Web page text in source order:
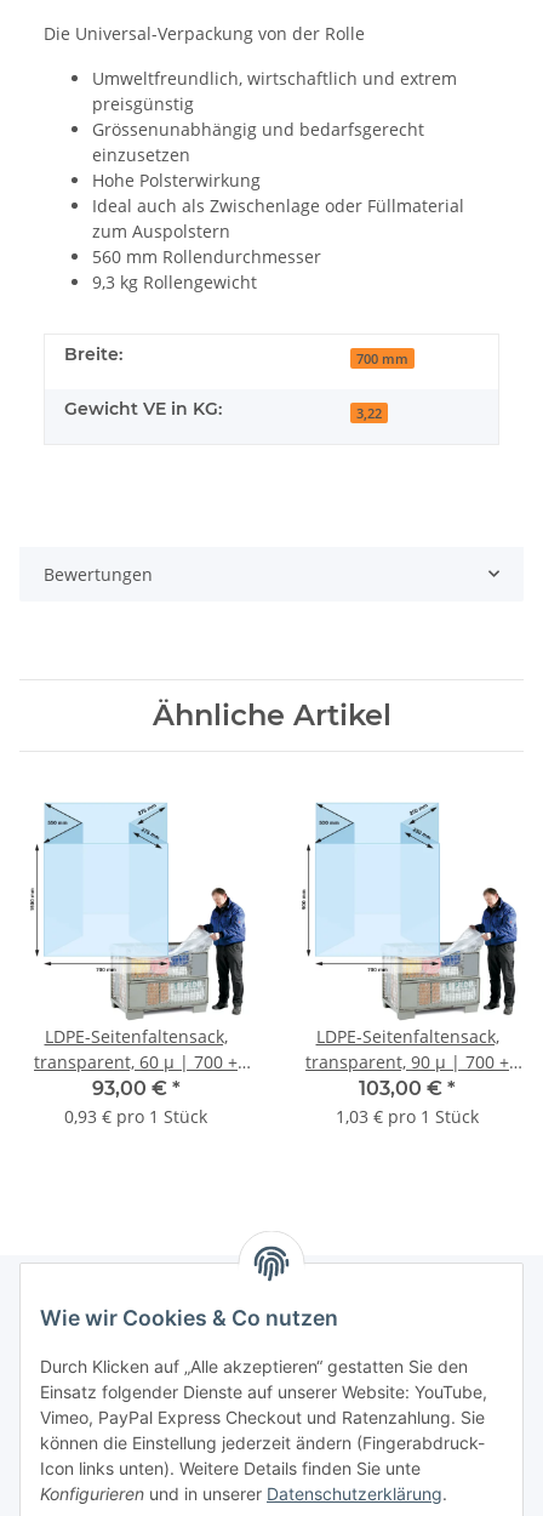
Die Universal-Verpackung von der Rolle
Umweltfreundlich, wirtschaftlich und extrem
preisgünstig
Grössenunabhängig und bedarfsgerecht
einzusetzen
Hohe Polsterwirkung
Ideal auch als Zwischenlage oder Füllmaterial
zum Auspolstern
560 mm Rollendurchmesser
9,3 kg Rollengewicht
Breite: 700 mm
Gewicht VE in KG: 3,22
Bewertungen
Ähnliche Artikel
LDPE-Seitenfaltensack,
transparent, 60 µ | 700 +
550 x 1500 mm (B +
Seitenfalte x L) | VE = 100
93,00 € *
0,93 € pro 1 Stück
LDPE-Seitenfaltensack,
transparent, 90 µ | 700 +
500 x 900 mm (B +
Seitenfalte x L) | VE = 100
103,00 € *
1,03 € pro 1 Stück
Gesetzliche Informationen
Vertrag widerrufen
Wie wir Cookies & Co nutzen
Durch Klicken auf „Alle akzeptieren“ gestatten Sie den
Einsatz folgender Dienste auf unserer Website: YouTube,
Vimeo, PayPal Express Checkout und Ratenzahlung. Sie
können die Einstellung jederzeit ändern (Fingerabdruck-
Icon links unten). Weitere Details finden Sie unte
Konfigurieren und in unserer Datenschutzerklärung.